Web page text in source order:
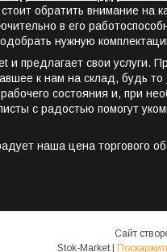
обратить внимание на
в его
нужную
предлагает свои услуги.
к нам на склад, будь то
состояния и, при
с радостью помогут
наша цена торгового
Сайт